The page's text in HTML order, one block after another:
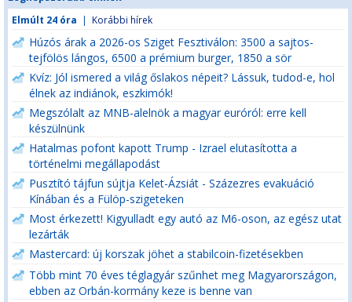
Elmúlt 24 óra | Korábbi hírek
Húzós árak a 2026-os Sziget Fesztiválon: 3500 a sajtos-
tejfölös lángos, 6500 a prémium burger, 1850 a sör
Kvíz: Jól ismered a világ őslakos népeit? Lássuk, tudod-e, hol
élnek az indiánok, eszkimók!
Megszólalt az MNB-alelnök a magyar euróról: erre kell
készülnünk
Hatalmas pofont kapott Trump - Izrael elutasította a
történelmi megállapodást
Pusztító tájfun sújtja Kelet-Ázsiát - Százezres evakuáció
Kínában és a Fülöp-szigeteken
Most érkezett! Kigyulladt egy autó az M6-oson, az egész utat
lezárták
Mastercard: új korszak jöhet a stabilcoin-fizetésekben
Több mint 70 éves téglagyár szűnhet meg Magyarországon,
ebben az Orbán-kormány keze is benne van